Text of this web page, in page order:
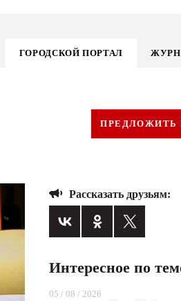
ГОРОДСКОЙ ПОРТАЛ
ПРЕДЛОЖИТЬ
Рассказать друзьям:
Интересное по
05 / 08 / 2026